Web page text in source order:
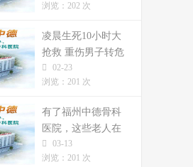
浏览：202 次
凌晨生死10小时大
抢救 重伤男子转危
为安02-23
浏览：201 次
有了福州中德骨科
医院，这些老人在
今年重阳节站起来
了
03-13
浏览：201 次